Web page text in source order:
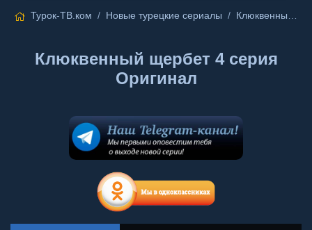
Турок-ТВ.ком / Новые турецкие сериалы / Клюквенный щербет
Клюквенный щербет 4 серия
Оригинал